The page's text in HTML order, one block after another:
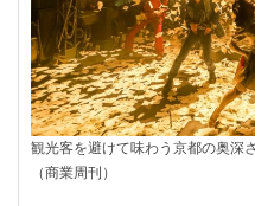
観光客を避けて味わう京都の奥
（商業周刊）